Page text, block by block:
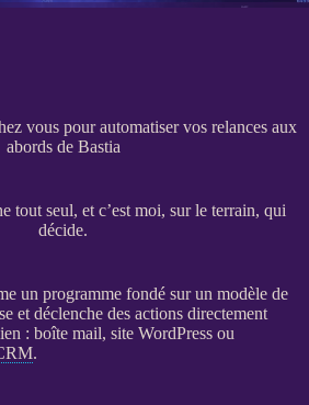
vous pour automatiser vos relances aux
abords de Bastia
tout seul, et c’est moi, sur le terrain, qui
décide.
un programme fondé sur un modèle de
et déclenche des actions directement
: boîte mail, site WordPressou
.